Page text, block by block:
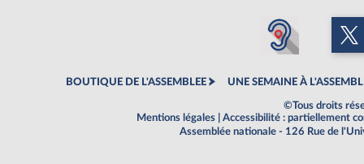
BOUTIQUE DE L'ASSEMBLEE UNE SEMAINE À
©Tous droits
Mentions légales
Accessibilité : partiellement
Assemblée nationale - 126 Rue de